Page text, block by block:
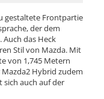
gestaltete Frontpartie
der dem
das Heck
Stil von Mazda. Mit
von 1,745 Metern
Hybrid zudem
sich auch auf der